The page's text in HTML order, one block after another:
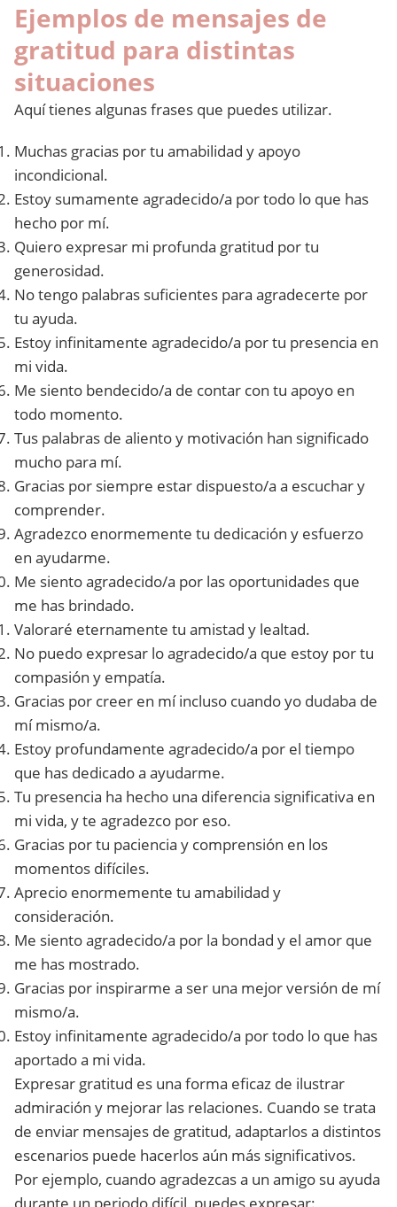
Ejemplos de mensajes de
gratitud para distintas
situaciones
Aquí tienes algunas frases que puedes utilizar.
Muchas gracias por tu amabilidad y apoyo
incondicional.
Estoy sumamente agradecido/a por todo lo que has
hecho por mí.
Quiero expresar mi profunda gratitud por tu
generosidad.
No tengo palabras suficientes para agradecerte por
tu ayuda.
Estoy infinitamente agradecido/a por tu presencia en
mi vida.
Me siento bendecido/a de contar con tu apoyo en
todo momento.
Tus palabras de aliento y motivación han significado
mucho para mí.
Gracias por siempre estar dispuesto/a a escuchar y
comprender.
Agradezco enormemente tu dedicación y esfuerzo
en ayudarme.
Me siento agradecido/a por las oportunidades que
me has brindado.
Valoraré eternamente tu amistad y lealtad.
No puedo expresar lo agradecido/a que estoy por tu
compasión y empatía.
Gracias por creer en mí incluso cuando yo dudaba de
mí mismo/a.
Estoy profundamente agradecido/a por el tiempo
que has dedicado a ayudarme.
Tu presencia ha hecho una diferencia significativa en
mi vida, y te agradezco por eso.
Gracias por tu paciencia y comprensión en los
momentos difíciles.
Aprecio enormemente tu amabilidad y
consideración.
Me siento agradecido/a por la bondad y el amor que
me has mostrado.
Gracias por inspirarme a ser una mejor versión de mí
mismo/a.
Estoy infinitamente agradecido/a por todo lo que has
aportado a mi vida.
Expresar gratitud es una forma eficaz de ilustrar
admiración y mejorar las relaciones. Cuando se trata
de enviar mensajes de gratitud, adaptarlos a distintos
escenarios puede hacerlos aún más significativos.
Por ejemplo, cuando agradezcas a un amigo su ayuda